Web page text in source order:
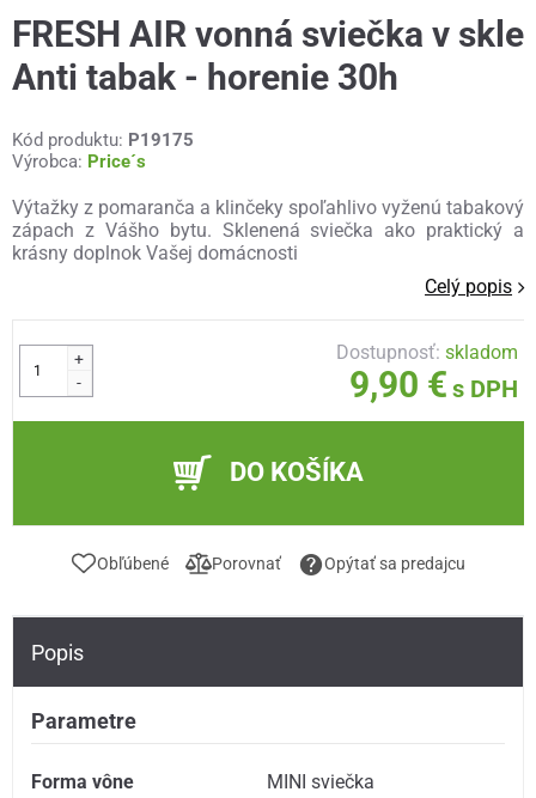
FRESH AIR vonná sviečka v skle
Anti tabak - horenie 30h
Kód produktu: P19175
Výrobca: Price´s
Výtažky z pomaranča a klinčeky spoľahlivo vyženú tabakový
zápach z Vášho bytu. Sklenená sviečka ako praktický a
krásny doplnok Vašej domácnosti
Celý popis
+
-
Dostupnosť:skladom
9,90 € s DPH
DO KOŠÍKA
Obľúbené Porovnať Opýtať sa predajcu
Popis
Parametre
Forma vône
MINI sviečka